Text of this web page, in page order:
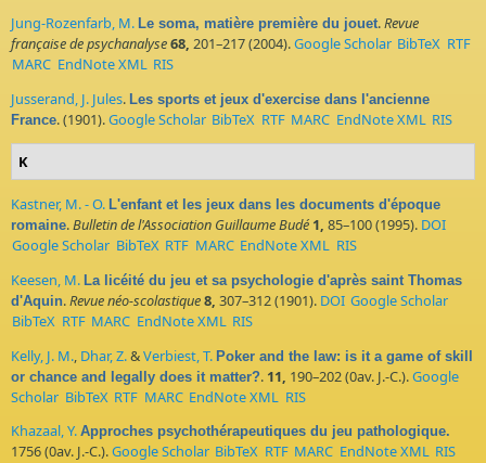
Jung-Rozenfarb, M. Le soma, matière première du jouet.Revue
française de psychanalyse68, 201–217 (2004).Google Scholar BibTeX RTF
MARC EndNote XML RIS
Jusserand, J. Jules. Les sports et jeux d'exercise dans l'ancienne
France. (1901).Google Scholar BibTeX RTF MARC EndNote XML RIS
K
Kastner, M. - O. L'enfant et les jeux dans les documents d'époque
romaine.Bulletin de l'Association Guillaume Budé 1, 85–100 (1995). DOI
Google Scholar BibTeX RTF MARC EndNote XML RIS
Keesen, M. La licéité du jeu et sa psychologie d'après saint Thomas
d'Aquin.Revue néo-scolastique8, 307–312 (1901). DOI Google Scholar
BibTeX RTF MARC EndNote XML RIS
Kelly, J. M., Dhar, Z.&Verbiest, T. Poker and the law: is it a game of skill
or chance and legally does it matter?. 11, 190–202 (0av. J.-C.).Google
Scholar BibTeX RTF MARC EndNote XML RIS
Khazaal, Y. Approches psychothérapeutiques du jeu pathologique.
1756 (0av. J.-C.).Google Scholar BibTeX RTF MARC EndNote XML RIS